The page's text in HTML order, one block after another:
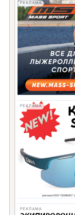
РЕКЛАМА
РЕКЛАМА
РЕКЛАМА